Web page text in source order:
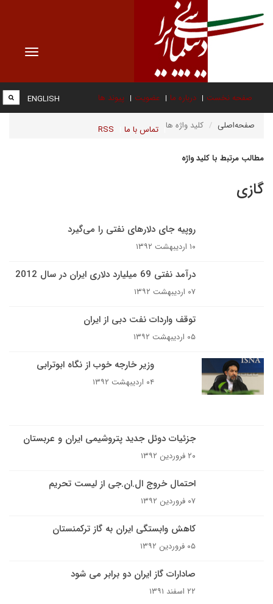
Toggle
صفحه نخست درباره ما عضویت پیوند ها
تماس با ما RSS
ENGLISH
صفحه‌اصلی کلید واژه ها
مطالب مرتبط با کلید واژه
گازی
روپیه جای دلارهای نفتی را می‌گیرد
۱۰ اردیبهشت ۱۳۹۲
درآمد نفتی 69 میلیارد دلاری ایران در سال 2012
۰۷ اردیبهشت ۱۳۹۲
توقف واردات نفت دبی از ایران
۰۵ اردیبهشت ۱۳۹۲
وزیر خارجه خوب از نگاه ابوترابی
۰۴ اردیبهشت ۱۳۹۲
جزئیات دوئل جدید پتروشیمی ایران و عربستان
۲۰ فروردین ۱۳۹۲
احتمال خروج ال.ان.جی از لیست تحریم
۰۷ فروردین ۱۳۹۲
کاهش وابستگی ایران به گاز ترکمنستان
۰۵ فروردین ۱۳۹۲
صادارات گاز ایران دو برابر می شود
۲۲ اسفند ۱۳۹۱